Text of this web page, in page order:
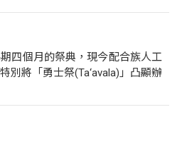
四個月的祭典，現今配合族人工
別將「勇士祭(Ta‘avala)」凸顯辦